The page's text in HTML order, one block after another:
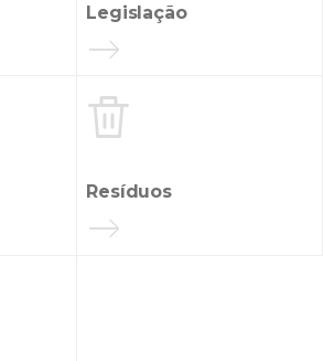
Legislação

Resíduos